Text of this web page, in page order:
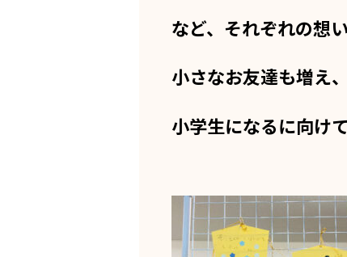
など、それぞれの想
小さなお友達も増え
小学生になるに向け